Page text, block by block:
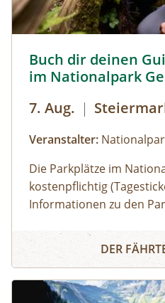
Buch dir deinen
im Nationalpark
7. Aug. |
Veranstalter:
Die Parkplätze im
kostenpflichtig
Informationen zu den
den Nationalpark
Familien, Erwachsene mit
Kinder und Jugendliche
Buch dir deinen Guide -
DER